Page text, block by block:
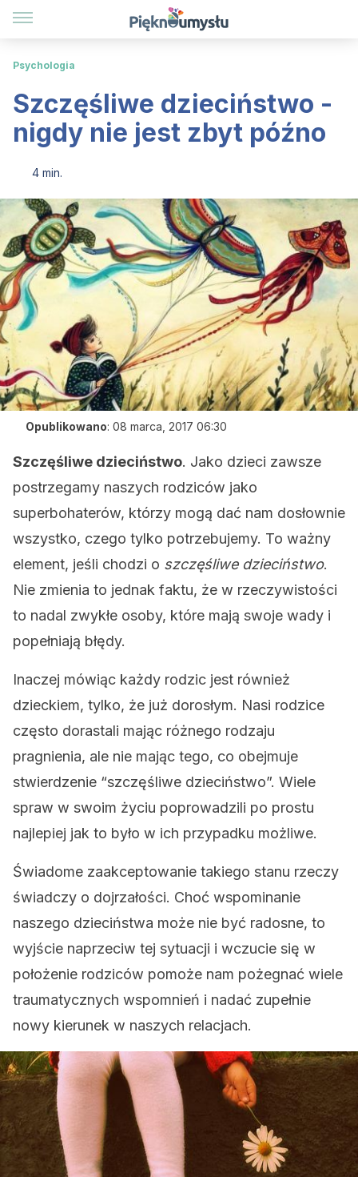
Psychologia
Szczęśliwe dzieciństwo -
nigdy nie jest zbyt późno
4 min.
Opublikowano: 08 marca, 2017 06:30
Szczęśliwe dzieciństwo. Jako dzieci zawsze
postrzegamy naszych rodziców jako
superbohaterów, którzy mogą dać nam dosłownie
wszystko, czego tylko potrzebujemy. To ważny
element, jeśli chodzi o szczęśliwe dzieciństwo.
Nie zmienia to jednak faktu, że w rzeczywistości
to nadal zwykłe osoby, które mają swoje wady i
popełniają błędy.
Inaczej mówiąc każdy rodzic jest również
dzieckiem, tylko, że już dorosłym. Nasi rodzice
często dorastali mając różnego rodzaju
pragnienia, ale nie mając tego, co obejmuje
stwierdzenie “szczęśliwe dzieciństwo”. Wiele
spraw w swoim życiu poprowadzili po prostu
najlepiej jak to było w ich przypadku możliwe.
Świadome zaakceptowanie takiego stanu rzeczy
świadczy o dojrzałości. Choć wspominanie
naszego dzieciństwa może nie być radosne, to
wyjście naprzeciw tej sytuacji i wczucie się w
położenie rodziców pomoże nam pożegnać wiele
traumatycznych wspomnień i nadać zupełnie
nowy kierunek w naszych relacjach.